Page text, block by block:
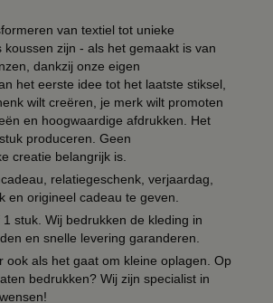
van textiel tot unieke
zijn - als het gemaakt is van
dankzij onze eigen
het eerste idee tot het laatste stiksel,
wilt creëren, je merk wilt promoten
en hoogwaardige afdrukken. Het
produceren. Geen
creatie belangrijk is.
relatiegeschenk, verjaardag,
origineel cadeau te geven.
stuk. Wij bedrukken de kleding in
en snelle levering garanderen.
ook als het gaat om kleine oplagen. Op
bedrukken? Wij zijn specialist in